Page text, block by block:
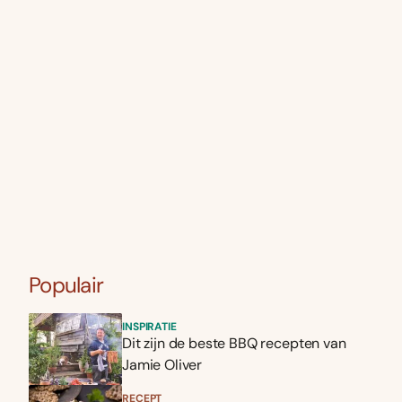
Populair
INSPIRATIE
Dit zijn de beste BBQ recepten van
Jamie Oliver
RECEPT